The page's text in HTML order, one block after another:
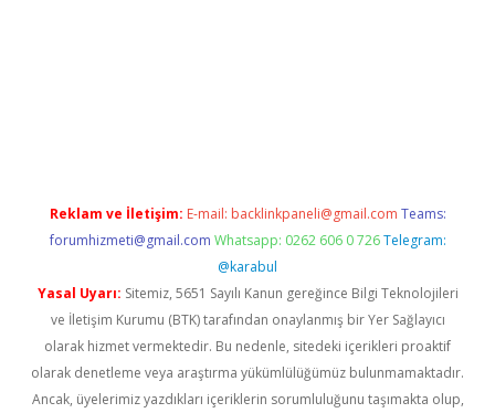
Reklam ve İletişim: E-mail: backlinkpaneli@gmail.com Teams:
forumhizmeti@gmail.com Whatsapp: 0262 606 0 726 Telegram:
@karabul
Yasal Uyarı: Sitemiz, 5651 Sayılı Kanun gereğince Bilgi Teknolojileri
ve İletişim Kurumu (BTK) tarafından onaylanmış bir Yer Sağlayıcı
olarak hizmet vermektedir. Bu nedenle, sitedeki içerikleri proaktif
olarak denetleme veya araştırma yükümlülüğümüz bulunmamaktadır.
Ancak, üyelerimiz yazdıkları içeriklerin sorumluluğunu taşımakta olup,